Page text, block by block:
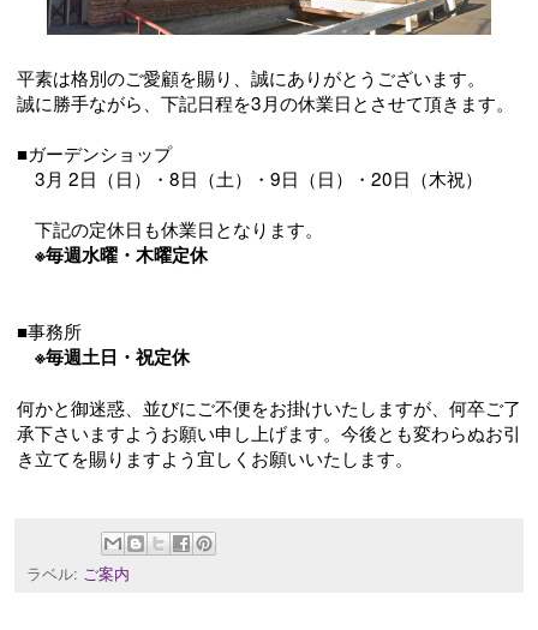
平素は格別のご愛顧を賜り、誠にありがとうございます。
誠に勝手ながら、下記日程を3月の休業日とさせて頂きます。
■ガーデンショップ
3月 2日（日）・8日（土）・9日（日）・20日（木祝）
下記の定休日も休業日となります。
※毎週水曜・木曜定休
■事務所
※毎週土日・祝定休
何かと御迷惑、並びにご不便をお掛けいたしますが、何卒ご了
承下さいますようお願い申し上げます。今後とも変わらぬお引
き立てを賜りますよう宜しくお願いいたします。
ラベル: ご案内